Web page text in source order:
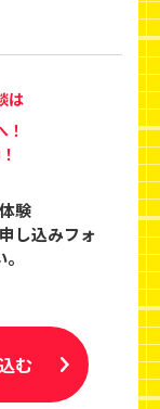
は
！
験
し込みフォ
む